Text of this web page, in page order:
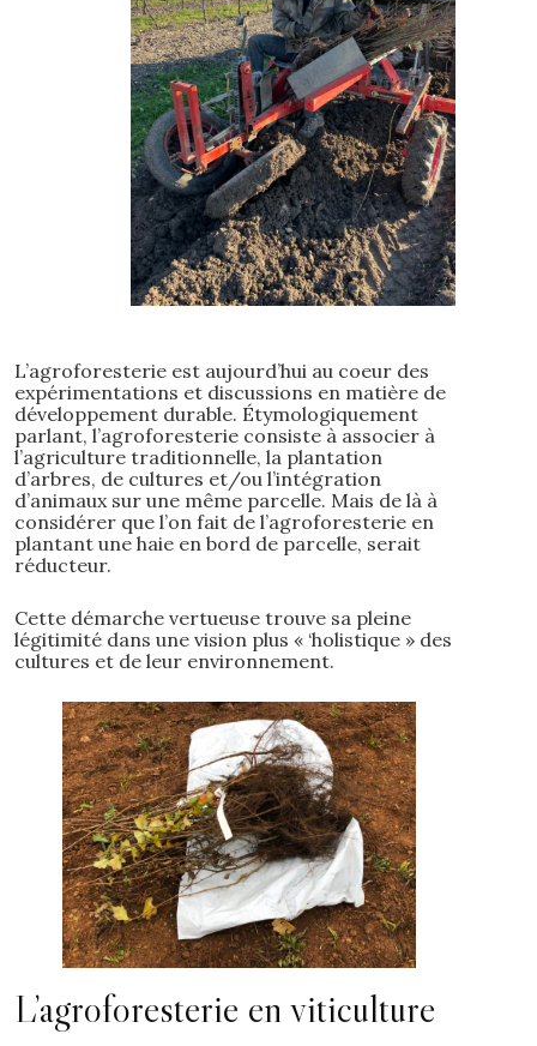
L’agroforesterie est aujourd’hui au coeur des
expérimentations et discussions en matière de
développement durable. Étymologiquement
parlant, l’agroforesterie consiste à associer à
l’agriculture traditionnelle, la plantation
d’arbres, de cultures et/ou l’intégration
d’animaux sur une même parcelle. Mais de là à
considérer que l’on fait de l’agroforesterie en
plantant une haie en bord de parcelle, serait
réducteur.
Cette démarche vertueuse trouve sa pleine
légitimité dans une vision plus « ‘holistique » des
cultures et de leur environnement.
L’agroforesterie en viticulture